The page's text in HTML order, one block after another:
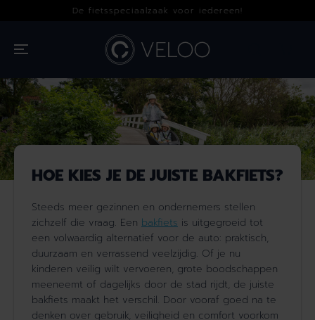
OVERSLAANDe fietsspeciaalzaak voor iedereen!
HOE KIES JE DE JUISTE BAKFIETS?
Steeds meer gezinnen en ondernemers stellen
zichzelf die vraag. Een bakfiets is uitgegroeid tot
een volwaardig alternatief voor de auto: praktisch,
duurzaam en verrassend veelzijdig. Of je nu
kinderen veilig wilt vervoeren, grote boodschappen
meeneemt of dagelijks door de stad rijdt, de juiste
bakfiets maakt het verschil. Door vooraf goed na te
denken over gebruik, veiligheid en comfort voorkom